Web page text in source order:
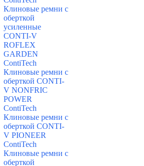
Клиновые ремни с
оберткой
усиленные
CONTI-V
ROFLEX
GARDEN
ContiTech
Клиновые ремни с
оберткой CONTI-
V NONFRIC
POWER
ContiTech
Клиновые ремни с
оберткой CONTI-
V PIONEER
ContiTech
Клиновые ремни с
оберткой